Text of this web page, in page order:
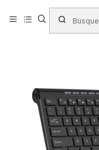
Productos
TECLADO GENIUS